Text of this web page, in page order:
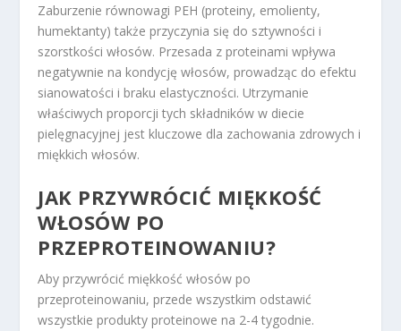
Zaburzenie równowagi PEH (proteiny, emolienty,
humektanty) także przyczynia się do sztywności i
szorstkości włosów. Przesada z proteinami wpływa
negatywnie na kondycję włosów, prowadząc do efektu
sianowatości i braku elastyczności. Utrzymanie
właściwych proporcji tych składników w diecie
pielęgnacyjnej jest kluczowe dla zachowania zdrowych i
miękkich włosów.
JAK PRZYWRÓCIĆ MIĘKKOŚĆ
WŁOSÓW PO
PRZEPROTEINOWANIU?
Aby przywrócić miękkość włosów po
przeproteinowaniu, przede wszystkim odstawić
wszystkie produkty proteinowe na 2-4 tygodnie.